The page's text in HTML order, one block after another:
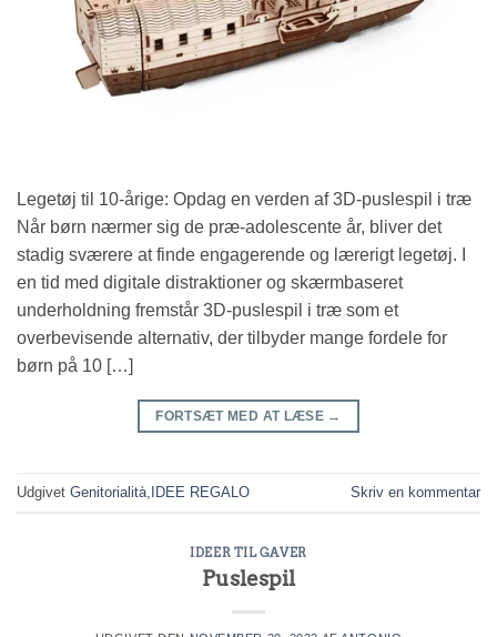
Legetøj til 10-årige: Opdag en verden af 3D-puslespil i træ
Når børn nærmer sig de præ-adolescente år, bliver det
stadig sværere at finde engagerende og lærerigt legetøj. I
en tid med digitale distraktioner og skærmbaseret
underholdning fremstår 3D-puslespil i træ som et
overbevisende alternativ, der tilbyder mange fordele for
børn på 10 […]
FORTSÆT MED AT LÆSE →
Udgivet Genitorialità IDEE REGALO Skriv en kommentar
IDEER TIL GAVER
Puslespil